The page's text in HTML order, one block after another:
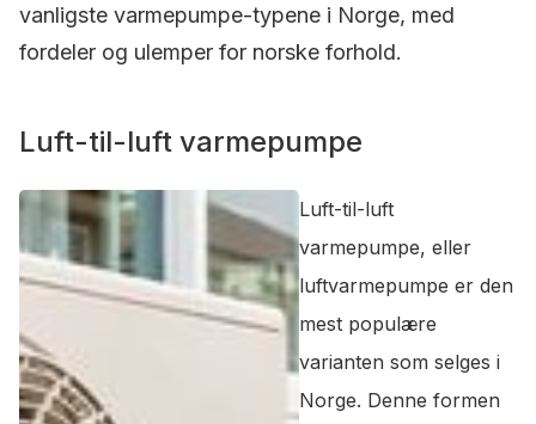
vanligste varmepumpe-typene i Norge, med
fordeler og ulemper for norske forhold.
Luft-til-luft varmepumpe
Luft-til-luft
varmepumpe, eller
luftvarmepumpe er den
mest populære
varianten som selges i
Norge. Denne formen